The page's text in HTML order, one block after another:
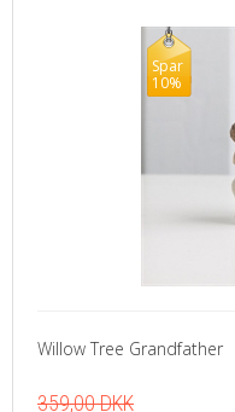
Spar
10%
Willow Tree Grandfather
359,00 DKK